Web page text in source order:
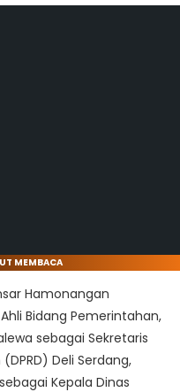
MEMBACA
Hamonangan
Bidang Pemerintahan,
sebagai Sekretaris
Deli Serdang,
Kepala Dinas